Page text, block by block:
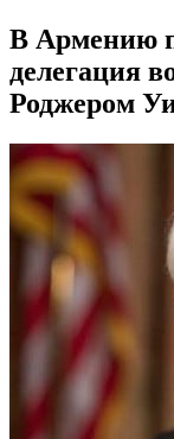
В Армению
делегация
Роджером